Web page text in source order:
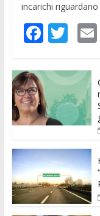
incarichi riguardano
F
e
b
o
o
k
T
itt
er